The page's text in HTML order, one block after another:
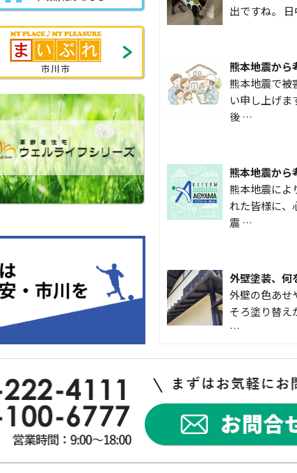
出ですね。
熊本地震から
熊本地震で被
い申し上げま
後 …
熊本地震から
熊本地震によ
れた皆様に、
震 …
外壁塗装、何
外壁の色あせ
そろ塗り替え
…
なかなか便利
こんにちは
入して良かっ